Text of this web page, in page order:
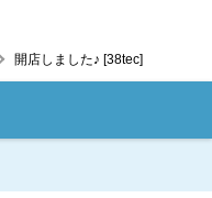
開店しました♪ [38tec]